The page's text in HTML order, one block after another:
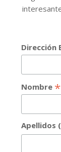
Dirección
Nombre *
Apellidos